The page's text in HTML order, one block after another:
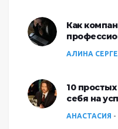
Как
АЛИНА
10
себя на
АНАСТАСИЯ